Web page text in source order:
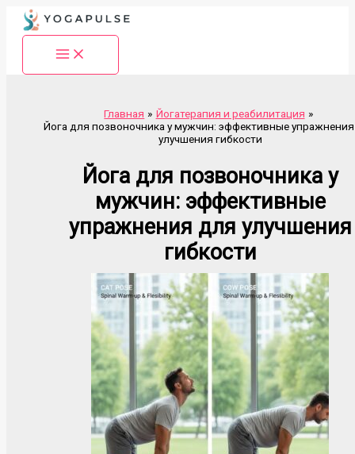
Перейти
содержимому
Главная
Йогатерапия и реабилитация
Йога для позвоночника у мужчин: эффективные
улучшения гибкости
Йога для позвоночника у
мужчин: эффективные
упражнения для улучшения
гибкости